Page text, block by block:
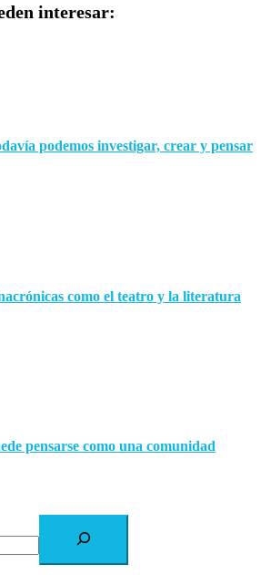
interesar:
podemos investigar, crear y pensar
como el teatro y la literatura
pensarse como una comunidad